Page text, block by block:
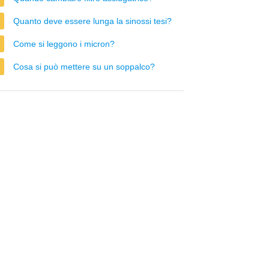
Quanto deve essere lunga la sinossi tesi?
Come si leggono i micron?
Cosa si può mettere su un soppalco?